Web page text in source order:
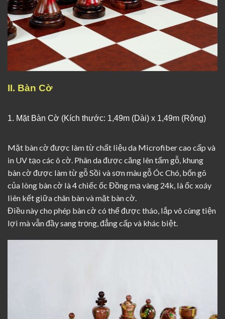
II. Bàn Cờ
1. Mặt Bàn Cờ (Kích thước: 1,49m (Dài) x 1,49m (Rộng)
Mặt bàn cờ được làm từ chất liệu da Microfiber cao cấp và
in UV tạo các ô cờ. Phân da được căng lên tấm gỗ, khung
bàn cờ được làm từ gỗ Sồi và sơn màu gỗ Óc Chó, bốn gõ
của lòng bàn cờ là 4 chiếc ốc Đồng mạ vàng 24k, là ốc xoáy
liên kết giữa chân bàn và mặt bàn cờ.
Điều này cho phép bàn cờ có thể được tháo, lắp vô cùng tiện
lợi mà vẫn đầy sang trọng, đẳng cấp và khác biệt.